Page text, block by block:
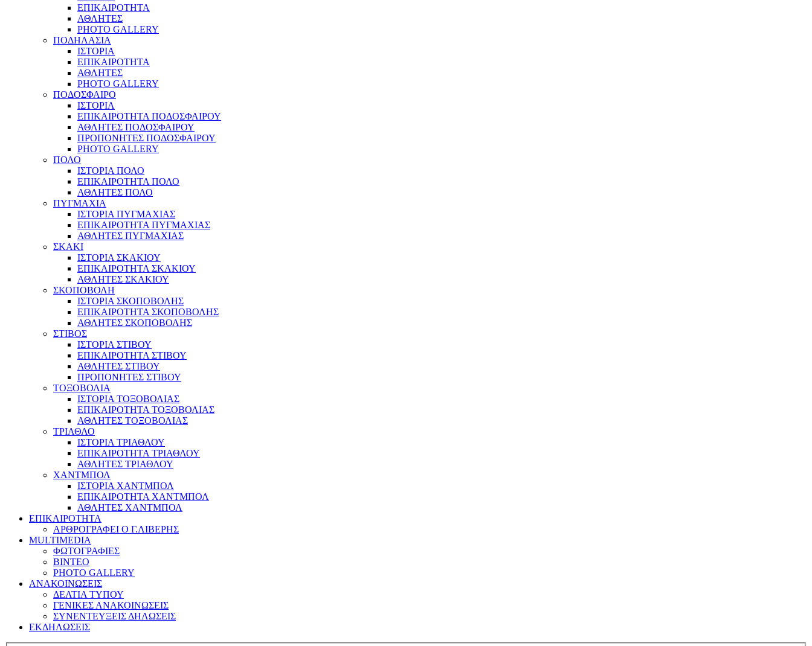
ΕΠΙΚΑΙΡΟΤΗΤΑ
ΑΘΛΗΤΕΣ
PHOTO GALLERY
ΠΟΔΗΛΑΣΙΑ
ΙΣΤΟΡΙΑ
ΕΠΙΚΑΙΡΟΤΗΤΑ
ΑΘΛΗΤΕΣ
PHOTO GALLERY
ΠΟΔΟΣΦΑΙΡΟ
ΙΣΤΟΡΙΑ
ΕΠΙΚΑΙΡΟΤΗΤΑ ΠΟΔΟΣΦΑΙΡΟΥ
ΑΘΛΗΤΕΣ ΠΟΔΟΣΦΑΙΡΟΥ
ΠΡΟΠΟΝΗΤΕΣ ΠΟΔΟΣΦΑΙΡΟΥ
PHOTO GALLERY
ΠΟΛΟ
ΙΣΤΟΡΙΑ ΠΟΛΟ
ΕΠΙΚΑΙΡΟΤΗΤΑ ΠΟΛΟ
ΑΘΛΗΤΕΣ ΠΟΛΟ
ΠΥΓΜΑΧΙΑ
ΙΣΤΟΡΙΑ ΠΥΓΜΑΧΙΑΣ
ΕΠΙΚΑΙΡΟΤΗΤΑ ΠΥΓΜΑΧΙΑΣ
ΑΘΛΗΤΕΣ ΠΥΓΜΑΧΙΑΣ
ΣΚΑΚΙ
ΙΣΤΟΡΙΑ ΣΚΑΚΙΟΥ
ΕΠΙΚΑΙΡΟΤΗΤΑ ΣΚΑΚΙΟΥ
ΑΘΛΗΤΕΣ ΣΚΑΚΙΟΥ
ΣΚΟΠΟΒΟΛΗ
ΙΣΤΟΡΙΑ ΣΚΟΠΟΒΟΛΗΣ
ΕΠΙΚΑΙΡΟΤΗΤΑ ΣΚΟΠΟΒΟΛΗΣ
ΑΘΛΗΤΕΣ ΣΚΟΠΟΒΟΛΗΣ
ΣΤΙΒΟΣ
ΙΣΤΟΡΙΑ ΣΤΙΒΟΥ
ΕΠΙΚΑΙΡΟΤΗΤΑ ΣΤΙΒΟΥ
ΑΘΛΗΤΕΣ ΣΤΙΒΟΥ
ΠΡΟΠΟΝΗΤΕΣ ΣΤΙΒΟΥ
ΤΟΞΟΒΟΛΙΑ
ΙΣΤΟΡΙΑ ΤΟΞΟΒΟΛΙΑΣ
ΕΠΙΚΑΙΡΟΤΗΤΑ ΤΟΞΟΒΟΛΙΑΣ
ΑΘΛΗΤΕΣ ΤΟΞΟΒΟΛΙΑΣ
ΤΡΙΑΘΛΟ
ΙΣΤΟΡΙΑ ΤΡΙΑΘΛΟΥ
ΕΠΙΚΑΙΡΟΤΗΤΑ ΤΡΙΑΘΛΟΥ
ΑΘΛΗΤΕΣ ΤΡΙΑΘΛΟΥ
ΧΑΝΤΜΠΟΛ
ΙΣΤΟΡΙΑ ΧΑΝΤΜΠΟΛ
ΕΠΙΚΑΙΡΟΤΗΤΑ ΧΑΝΤΜΠΟΛ
ΑΘΛΗΤΕΣ ΧΑΝΤΜΠΟΛ
ΕΠΙΚΑΙΡΟΤΗΤΑ
ΑΡΘΡΟΓΡΑΦΕΙ Ο Γ.ΛΙΒΕΡΗΣ
MULTIMEDIA
ΦΩΤΟΓΡΑΦΙΕΣ
ΒΙΝΤΕΟ
PHOTO GALLERY
ΑΝΑΚΟΙΝΩΣΕΙΣ
ΔΕΛΤΙΑ ΤΥΠΟΥ
ΓΕΝΙΚΕΣ ΑΝΑΚΟΙΝΩΣΕΙΣ
ΣΥΝΕΝΤΕΥΞΕΙΣ ΔΗΛΩΣΕΙΣ
ΕΚΔΗΛΩΣΕΙΣ